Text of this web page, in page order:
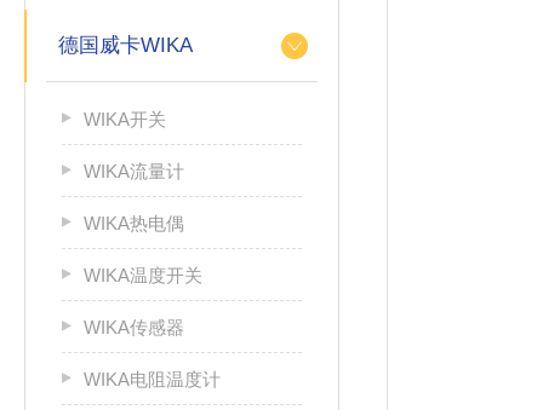
德国威卡WIKA
WIKA开关
WIKA流量计
WIKA热电偶
WIKA温度开关
WIKA传感器
WIKA电阻温度计